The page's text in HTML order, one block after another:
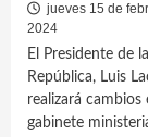
jueves 15 de
2024
El Presidente de la
República, Luis
realizará cambios
gabinete